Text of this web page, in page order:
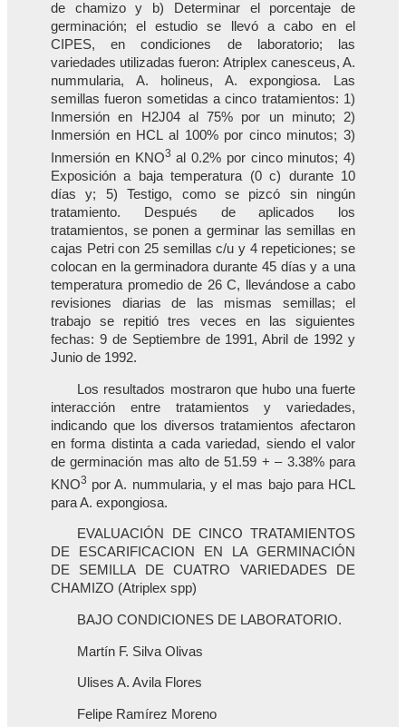
de chamizo y b) Determinar el porcentaje de
germinación; el estudio se llevó a cabo en el
CIPES, en condiciones de laboratorio; las
variedades utilizadas fueron: Atriplex canesceus, A.
nummularia, A. holineus, A. expongiosa. Las
semillas fueron sometidas a cinco tratamientos: 1)
Inmersión en H2J04 al 75% por un minuto; 2)
Inmersión en HCL al 100% por cinco minutos; 3)
Inmersión en KNO3 al 0.2% por cinco minutos; 4)
Exposición a baja temperatura (0 c) durante 10
días y; 5) Testigo, como se pizcó sin ningún
tratamiento. Después de aplicados los
tratamientos, se ponen a germinar las semillas en
cajas Petri con 25 semillas c/u y 4 repeticiones; se
colocan en la germinadora durante 45 días y a una
temperatura promedio de 26 C, llevándose a cabo
revisiones diarias de las mismas semillas; el
trabajo se repitió tres veces en las siguientes
fechas: 9 de Septiembre de 1991, Abril de 1992 y
Junio de 1992.
Los resultados mostraron que hubo una fuerte
interacción entre tratamientos y variedades,
indicando que los diversos tratamientos afectaron
en forma distinta a cada variedad, siendo el valor
de germinación mas alto de 51.59 + – 3.38% para
KNO3 por A. nummularia, y el mas bajo para HCL
para A. expongiosa.
EVALUACIÓN DE CINCO TRATAMIENTOS
DE ESCARIFICACION EN LA GERMINACIÓN
DE SEMILLA DE CUATRO VARIEDADES DE
CHAMIZO (Atriplex spp)
BAJO CONDICIONES DE LABORATORIO.
Martín F. Silva Olivas
Ulises A. Avila Flores
Felipe Ramírez Moreno